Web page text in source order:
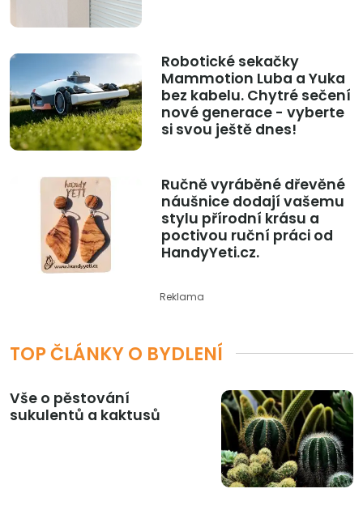
Robotické sekačky
Mammotion Luba a Yuka
bez kabelu. Chytré sečení
nové generace - vyberte
si svou ještě dnes!
Ručně vyráběné dřevěné
náušnice dodají vašemu
stylu přírodní krásu a
poctivou ruční práci od
HandyYeti.cz.
Reklama
TOP ČLÁNKY O BYDLENÍ
Vše o pěstování
sukulentů a kaktusů